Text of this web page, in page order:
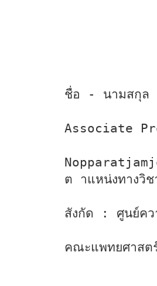
ชื่อ - นามสกุล
Associate
ต าแหน่งทางวิ
สังกัด : ศูนย์คว
คณะแพทยศาสต